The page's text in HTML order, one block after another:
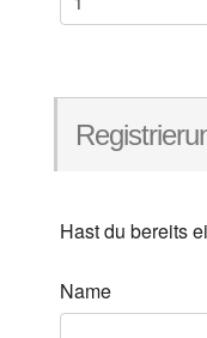
Hast du bereits
Name